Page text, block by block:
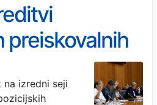
preiskovalnih
v petek
izredni seji